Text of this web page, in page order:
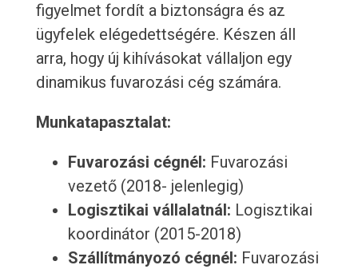
figyelmet fordít a biztonságra és az
ügyfelek elégedettségére. Készen áll
arra, hogy új kihívásokat vállaljon egy
dinamikus fuvarozási cég számára.
Munkatapasztalat:
Fuvarozási cégnél: Fuvarozási
vezető (2018- jelenlegig)
Logisztikai vállalatnál: Logisztikai
koordinátor (2015-2018)
Szállítmányozó cégnél: Fuvarozási